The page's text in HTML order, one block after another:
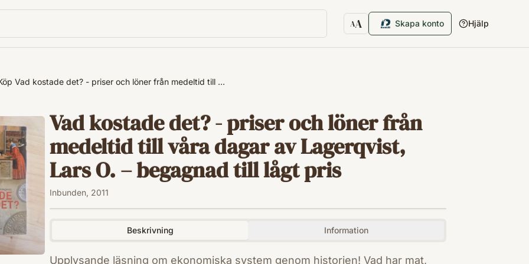
AA
Textstorlek
Skapa konto Hjälp
Vad kostade det? - priser och löner från medeltid till …
Vad kostade det? - priser och löner från
medeltid till våra dagar av Lagerqvist,
Lars O. – begagnad till lågt pris
Inbunden, 2011
Beskrivning Information
Upplysande läsning om ekonomiska system genom historien! Vad har mat,